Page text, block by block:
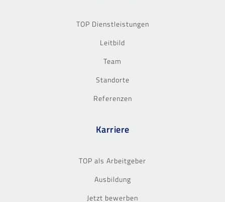
TOP Dienstleistungen
Leitbild
Team
Standorte
Referenzen
Karriere
TOP als Arbeitgeber
Ausbildung
Jetzt bewerben